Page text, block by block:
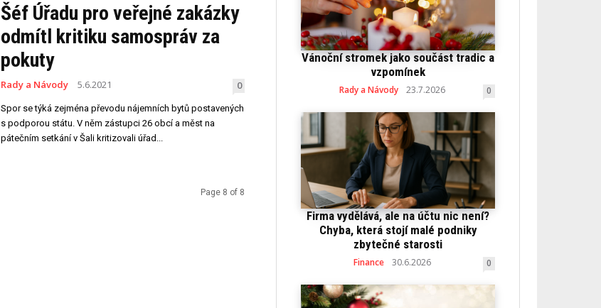
Šéf Úřadu pro veřejné zakázky
odmítl kritiku samospráv za
pokuty
Rady a Návody 5.6.2021 0
Spor se týká zejména převodu nájemních bytů postavených
s podporou státu. V něm zástupci 26 obcí a měst na
pátečním setkání v Šali kritizovali úřad...
Page 8 of 8
Vánoční stromek jako součást tradic a
vzpomínek
Rady a Návody 23.7.2026 0
Firma vydělává, ale na účtu nic není?
Chyba, která stojí malé podniky
zbytečné starosti
Finance 30.6.2026 0